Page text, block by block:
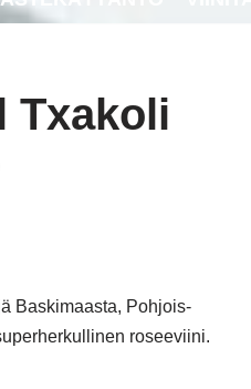
Txakoli
Baskimaasta, Pohjois-
roseeviini.